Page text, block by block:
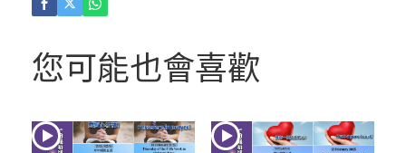
人相遇
您可能也會喜歡